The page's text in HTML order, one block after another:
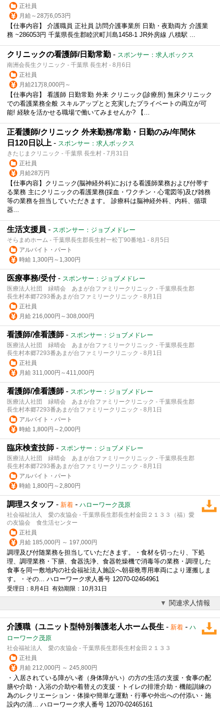
正社員
月給～28万6,053円
【仕事内容】 介護職員 正社員 訪問介護事業所 日勤・夜勤両方 介護業
務 ~286053円 千葉県長生郡睦沢町川島1458-1 JR外房線 八積駅 ...
クリニックの看護師/日勤常勤 - スポンサー：求人ボックス
南洲会長生クリニック - 千葉県 長生村 - 8月6日
正社員
月給21万8,000円～
【仕事内容】 看護師 日勤常勤 外来 クリニック(診療所) 無床クリニック
での看護業務全般 スキルアップとと充実したプライベートの両立が可
能! 経験を活かせる職場で働いてみませんか? 【...
正看護師/クリニック 外来勤務/常勤・日勤のみ/年間休
日120日以上 - スポンサー：求人ボックス
きたじまクリニック - 千葉県 長生村 - 7月31日
正社員
月給28万円
【仕事内容】クリニック(脳神経外科)における看護師業務および付帯す
る業務 主にクリニックの看護業務(採血・ワクチン・心電図等)及び雑務
等の業務を担当していただきます。 診療科は脳神経外科、内科、循環
器...
生活支援員 - スポンサー：ジョブメドレー
そらまめホーム - 千葉県長生郡長生村一松丁90番地1 - 8月5日
アルバイト・パート
時給 1,300円～1,300円
医療事務/受付- スポンサー：ジョブメドレー
医療法人社団 緑晴会 あまが台ファミリークリニック - 千葉県長生郡
長生村本郷7293番あまが台ファミリークリニック - 8月1日
正社員
月給 216,000円～308,000円
看護師/准看護師 - スポンサー：ジョブメドレー
医療法人社団 緑晴会 あまが台ファミリークリニック - 千葉県長生郡
長生村本郷7293番あまが台ファミリークリニック - 8月1日
正社員
月給 311,000円～411,000円
看護師/准看護師 - スポンサー：ジョブメドレー
医療法人社団 緑晴会 あまが台ファミリークリニック - 千葉県長生郡
長生村本郷7293番あまが台ファミリークリニック - 8月1日
アルバイト・パート
時給 1,800円～2,000円
臨床検査技師 - スポンサー：ジョブメドレー
医療法人社団 緑晴会 あまが台ファミリークリニック - 千葉県長生郡
長生村本郷7293番あまが台ファミリークリニック - 8月1日
アルバイト・パート
時給 1,800円～2,800円
調理スタッフ - 新着 - ハローワーク茂原
社会福祉法人 愛の友協会 - 千葉県長生郡長生村金田２１３３（福）愛
の友協会 食生活センター
正社員
月給 185,000円 ～ 197,000円
調理及び付随業務を担当していただきます。・食材を切ったり、下処
理、調理業務・下膳、食器洗浄、食器乾燥機で消毒等の業務・調理した
食事を同一敷地内の社会福祉法人施設へ朝昼晩専用車両により運搬しま
す。・その... ハローワーク求人番号 12070-02464961
受理日：8月4日 有効期限：10月31日
関連求人情報
介護職（ユニット型特別養護老人ホーム長生 - 新着 - ハ
ローワーク茂原
社会福祉法人 愛の友協会 - 千葉県長生郡長生村金田２１３３
正社員
月給 212,000円 ～ 245,800円
・入居されている障がい者（身体障がい）の方の生活の支援・食事の配
膳や介助・入浴の介助や着替えの支援・トイレの排泄介助・機能訓練の
為のレクリエーション・体操や簡単な運動・行事や外出への付添い・施
設内の清... ハローワーク求人番号 12070-02465161